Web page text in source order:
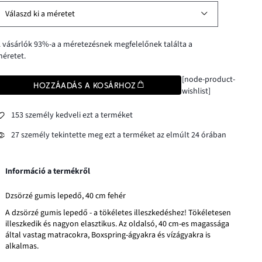
Válaszd ki a méretet
vásárlók 93%-a a méretezésnek megfelelőnek találta a
HOZZÁADÁS A KOSÁRHOZ
[node-product-
wishlist]
153 személy kedveli ezt a terméket
27 személy tekintette meg ezt a terméket az elmúlt 24 órában
Információ a termékről
Dzsörzé gumis lepedő, 40 cm fehér
A dzsörzé gumis lepedő - a tökéletes illeszkedéshez! Tökéletesen
illeszkedik és nagyon elasztikus. Az oldalsó, 40 cm-es magassága
által vastag matracokra, Boxspring-ágyakra és vízágyakra is
alkalmas.